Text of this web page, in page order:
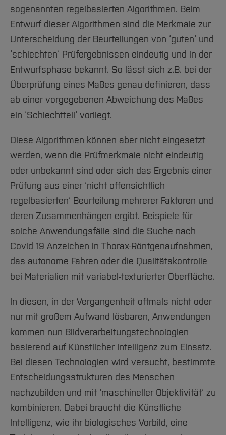
sogenannten regelbasierten Algorithmen. Beim
Entwurf dieser Algorithmen sind die Merkmale zur
Unterscheidung der Beurteilungen von ‘guten‘ und
‘schlechten‘ Prüfergebnissen eindeutig und in der
Entwurfsphase bekannt. So lässt sich z.B. bei der
Überprüfung eines Maßes genau definieren, dass
ab einer vorgegebenen Abweichung des Maßes
ein ‘Schlechtteil‘ vorliegt.
Diese Algorithmen können aber nicht eingesetzt
werden, wenn die Prüfmerkmale nicht eindeutig
oder unbekannt sind oder sich das Ergebnis einer
Prüfung aus einer ‘nicht offensichtlich
regelbasierten‘ Beurteilung mehrerer Faktoren und
deren Zusammenhängen ergibt. Beispiele für
solche Anwendungsfälle sind die Suche nach
Covid 19 Anzeichen in Thorax-Röntgenaufnahmen,
das autonome Fahren oder die Qualitätskontrolle
bei Materialien mit variabel-texturierter Oberfläche.
In diesen, in der Vergangenheit oftmals nicht oder
nur mit großem Aufwand lösbaren, Anwendungen
kommen nun Bildverarbeitungstechnologien
basierend auf Künstlicher Intelligenz zum Einsatz.
Bei diesen Technologien wird versucht, bestimmte
Entscheidungsstrukturen des Menschen
nachzubilden und mit ‘maschineller Objektivität‘ zu
kombinieren. Dabei braucht die Künstliche
Intelligenz, wie ihr biologisches Vorbild, eine